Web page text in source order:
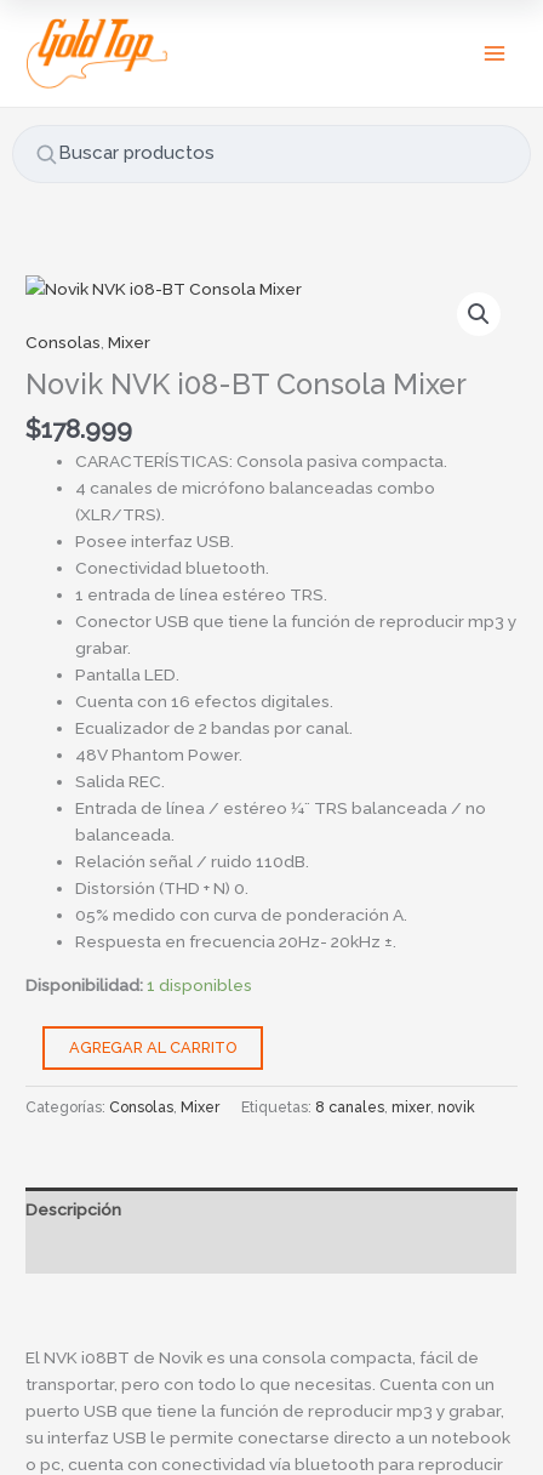
contenido
Buscar productos
u
s
r
Consolas,Mixer
Novik NVK i08-BT Consola Mixer
$178.999
CARACTERÍSTICAS: Consola pasiva compacta.
4 canales de micrófono balanceadas combo
(XLR/TRS).
Posee interfaz USB.
Conectividad bluetooth.
1 entrada de línea estéreo TRS.
Conector USB que tiene la función de reproducir mp3 y
grabar.
Pantalla LED.
Cuenta con 16 efectos digitales.
Ecualizador de 2 bandas por canal.
48V Phantom Power.
Salida REC.
Entrada de línea / estéreo ¼¨ TRS balanceada / no
balanceada.
Relación señal / ruido 110dB.
Distorsión (THD + N) 0.
05% medido con curva de ponderación A.
Respuesta en frecuencia 20Hz- 20kHz ±.
Disponibilidad:1 disponibles
Novik
i08-
Consola
Mixer
cantidad
AGREGAR AL CARRITO
Categorías: Consolas,Mixer Etiquetas: 8 canales,mixer,novik
Descripción
El NVK i08BT de Novik es una consola compacta, fácil de
transportar, pero con todo lo que necesitas. Cuenta con un
puerto USB que tiene la función de reproducir mp3 y grabar,
su interfaz USB le permite conectarse directo a un notebook
o pc, cuenta con conectividad vía bluetooth para reproducir